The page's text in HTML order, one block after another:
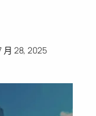
月 28, 2025